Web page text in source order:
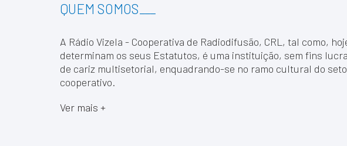
QUEM SOMOS
A Rádio Vizela - Cooperativa de Radiodifusão, CRL, tal como,
determinam os seus Estatutos, é uma instituição, sem fins
de cariz multisetorial, enquadrando-se no ramo cultural do
cooperativo.
Ver mais +